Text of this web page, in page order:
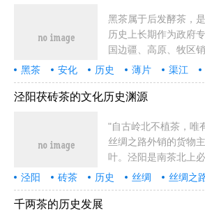
黑茶属于后发酵茶，
历史上长期作为政府
国边疆、高原、牧区
今天小编跟大家一起
发展历史。黑茶的起
于明嘉靖
黑茶 安化 历史 薄片 渠江
雅安
发酵 发展 茶叶 湖南
工艺
年间 安化县 陕西
泾阳茯砖茶的文化历史渊源
"自古岭北不植茶，唯
丝绸之路外销的货物
叶。泾阳是南茶北上
茯砖茶沿"丝绸之路"远
余个国家，被誉为"古
泾阳 砖茶 历史 丝绸
丝绸之
之路
陕西 金花 生产 产品
地区
毛茶 中国
加工
千两茶的历史发展